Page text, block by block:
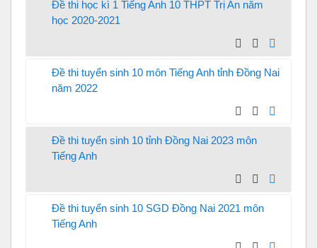
Đề thi học kì 1 Tiếng Anh 10 THPT Trị An năm
học 2020-2021
Đề thi tuyển sinh 10 môn Tiếng Anh tỉnh Đồng Nai
năm 2022
Đề thi tuyển sinh 10 tỉnh Đồng Nai 2023 môn
Tiếng Anh
Đề thi tuyển sinh 10 SGD Đồng Nai 2021 môn
Tiếng Anh